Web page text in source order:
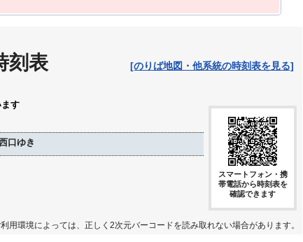
刻表 [のりば地図・他系統の時刻表を見る]
す
口ゆき
スマートフォン・携
帯電話から時刻表を
確認できます
用環境によっては、正しく2次元バーコードを読み取れない場合があります。